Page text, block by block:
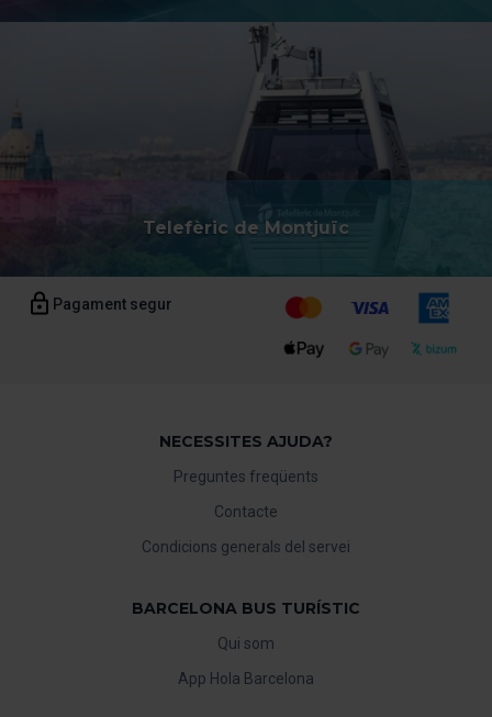
Telefèric de Montjuïc
Pagament segur
NECESSITES AJUDA?
Preguntes freqüents
Contacte
Condicions generals del servei
BARCELONA BUS TURÍSTIC
Qui som
App Hola Barcelona